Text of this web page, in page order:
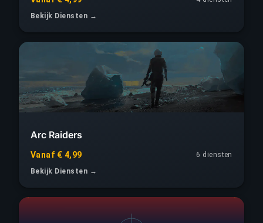
Bekijk Diensten →
Arc Raiders
Vanaf € 4,99
6 diensten
Bekijk Diensten →